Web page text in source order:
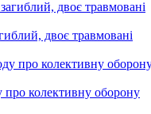
двоє травмовані
про колективну оборону